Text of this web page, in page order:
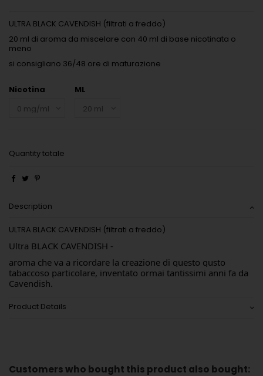
ULTRA BLACK CAVENDISH (filtrati a freddo)
20 ml di aroma da miscelare con 40 ml di base nicotinata o
meno
si consigliano 36/48 ore di maturazione
Nicotina ML
Quantity totale
Description
ULTRA BLACK CAVENDISH (filtrati a freddo)
Ultra BLACK CAVENDISH -
aroma che va a ricordare la creazione di questo gusto
tabaccoso particolare, inventato ormai tantissimi anni fa da
Cavendish.
Product Details
Customers who bought this product also bought: